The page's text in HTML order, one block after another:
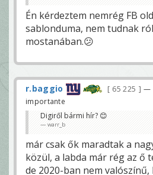
Én kérdeztem nemrég FB
sablonduma, nem tudnak
mostanában.😕
r.baggio 65 225
—
importante
Digiről bármi hír? 😊
warr_b
már csak ők maradtak a
közül, a labda már rég az ő
de 2020-ban nem